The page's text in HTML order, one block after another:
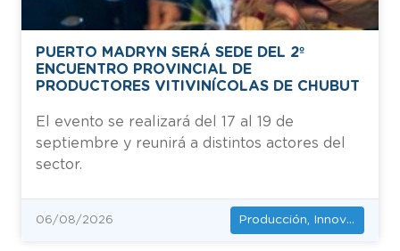
PUERTO MADRYN SERÁ SEDE DEL 2º
ENCUENTRO PROVINCIAL DE
PRODUCTORES VITIVINÍCOLAS DE CHUBUT
El evento se realizará del 17 al 19 de
septiembre y reunirá a distintos actores del
sector.
06/08/2026 Producción, Innovación y Empleo